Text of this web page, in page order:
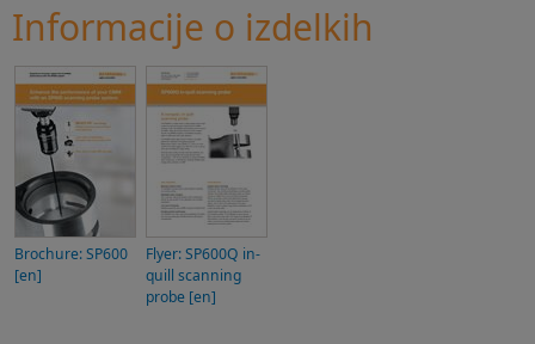
Informacije o izdelkih
Brochure: SP600
[en]
Flyer: SP600Q in-
quill scanning
probe [en]